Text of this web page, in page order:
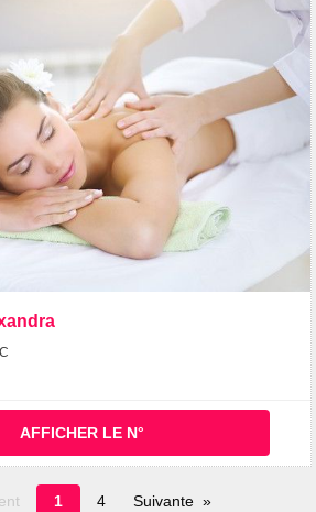
AFFICHER LE N°
Page
1 4 Suivante